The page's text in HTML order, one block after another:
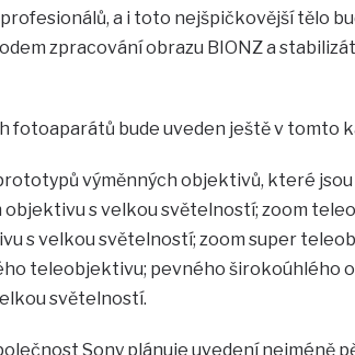
a i toto nejšpičkovější tělo
zpracování obrazu BIONZ a
fotoaparátů bude uveden ještě v tomto
výměnných objektivů, které jsou
s velkou světelností; zoom
s velkou světelností; zoom super
teleobjektivu; pevného širokoúhlého
světelností.
Sony plánuje uvedení nejméně